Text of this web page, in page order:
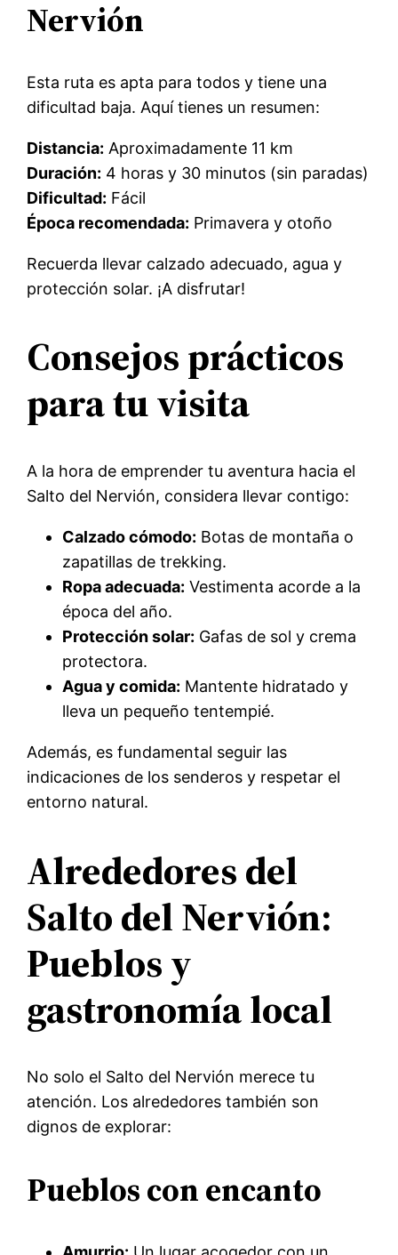
Nervión
Esta ruta es apta para todos y tiene una
dificultad baja. Aquí tienes un resumen:
Distancia: Aproximadamente 11 km
Duración: 4 horas y 30 minutos (sin paradas)
Dificultad: Fácil
Época recomendada: Primavera y otoño
Recuerda llevar calzado adecuado, agua y
protección solar. ¡A disfrutar!
Consejos prácticos
para tu visita
A la hora de emprender tu aventura hacia el
Salto del Nervión, considera llevar contigo:
Calzado cómodo: Botas de montaña o
zapatillas de trekking.
Ropa adecuada: Vestimenta acorde a la
época del año.
Protección solar: Gafas de sol y crema
protectora.
Agua y comida: Mantente hidratado y
lleva un pequeño tentempié.
Además, es fundamental seguir las
indicaciones de los senderos y respetar el
entorno natural.
Alrededores del
Salto del Nervión:
Pueblos y
gastronomía local
No solo el Salto del Nervión merece tu
atención. Los alrededores también son
dignos de explorar:
Pueblos con encanto